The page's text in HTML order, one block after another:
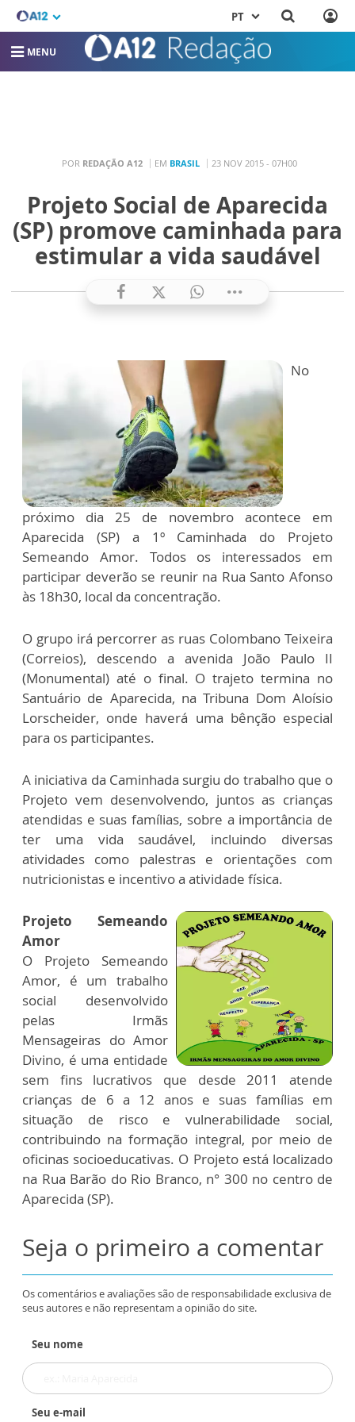
PT
MENU
POR REDAÇÃO A12 EM BRASIL 23 NOV 2015 - 07H00
Projeto Social de Aparecida
(SP) promove caminhada para
estimular a vida saudável
No
próximo dia 25 de novembro acontece em
Aparecida (SP) a 1º Caminhada do Projeto
Semeando Amor. Todos os interessados em
participar deverão se reunir na Rua Santo Afonso
às 18h30, local da concentração.
O grupo irá percorrer as ruas Colombano Teixeira
(Correios), descendo a avenida João Paulo II
(Monumental) até o final. O trajeto termina no
Santuário de Aparecida, na Tribuna Dom Aloísio
Lorscheider, onde haverá uma bênção especial
para os participantes.
A iniciativa da Caminhada surgiu do trabalho que o
Projeto vem desenvolvendo, juntos as crianças
atendidas e suas famílias, sobre a importância de
ter uma vida saudável, incluindo diversas
atividades como palestras e orientações com
nutricionistas e incentivo a atividade física.
Projeto Semeando
Amor
O Projeto Semeando
Amor, é um trabalho
social desenvolvido
pelas Irmãs
Mensageiras do Amor
Divino, é uma entidade
sem fins lucrativos que desde 2011 atende
crianças de 6 a 12 anos e suas famílias em
situação de risco e vulnerabilidade social,
contribuindo na formação integral, por meio de
oficinas socioeducativas. O Projeto está localizado
na Rua Barão do Rio Branco, n° 300 no centro de
Aparecida (SP).
Seja o primeiro a comentar
Os comentários e avaliações são de responsabilidade exclusiva de
seus autores e não representam a opinião do site.
Seu nome
Seu e-mail